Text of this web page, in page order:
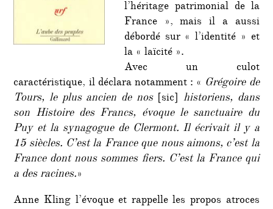
l’héritage patrimonial de la
France », mais il a aussi
débordé sur « l’identité » et
la « laïcité ».
Avec un culot
caractéristique, il déclara notamment : « Grégoire de
Tours, le plus ancien de nos[sic] historiens, dans
son Histoire des Francs, évoque le sanctuaire du
Puy et la synagogue de Clermont. Il écrivait il y a
15 siècles. C’est la France que nous aimons, c’est la
France dont nous sommes fiers. C’est la France qui
a des racines.»
Anne Kling l’évoque et rappelle les propos atroces